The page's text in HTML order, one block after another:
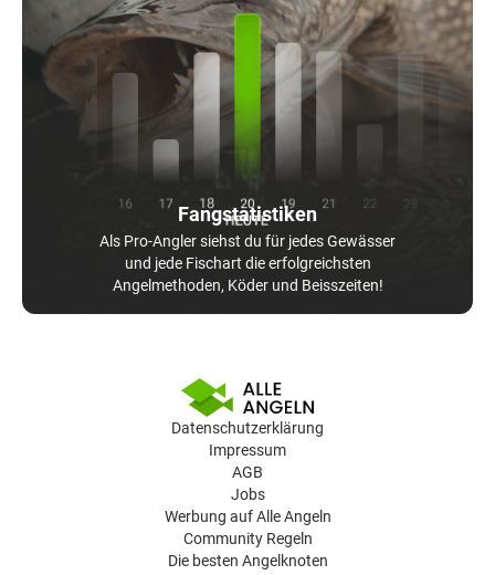
Fangstatistiken
Als Pro-Angler siehst du für jedes Gewässer
und jede Fischart die erfolgreichsten
Angelmethoden, Köder und Beisszeiten!
Datenschutzerklärung
Impressum
AGB
Jobs
Werbung auf Alle Angeln
Community Regeln
Die besten Angelknoten